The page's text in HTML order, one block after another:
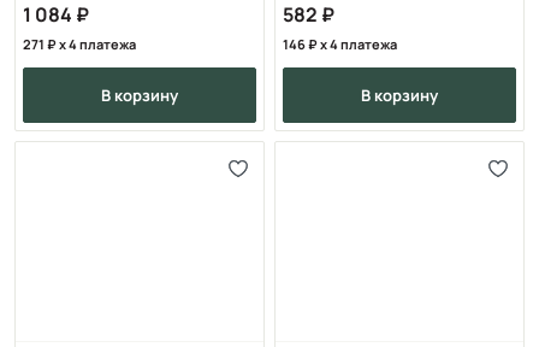
1 084
271 x 4 платежа
в корзину
582
146 x 4 платежа
в корзину